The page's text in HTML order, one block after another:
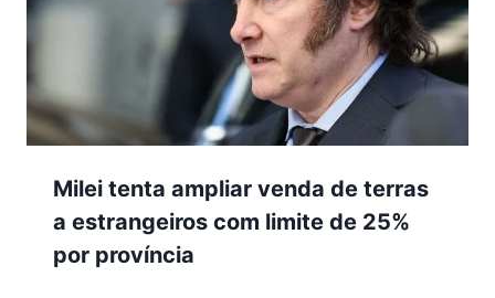
Milei tenta ampliar venda de terras
a estrangeiros com limite de 25%
por província